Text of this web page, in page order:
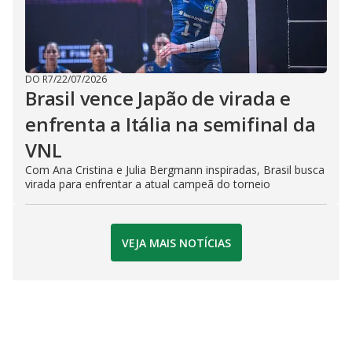
DO R7/22/07/2026
Brasil vence Japão de virada e
enfrenta a Itália na semifinal da
VNL
Com Ana Cristina e Julia Bergmann inspiradas, Brasil busca
virada para enfrentar a atual campeã do torneio
VEJA MAIS NOTÍCIAS